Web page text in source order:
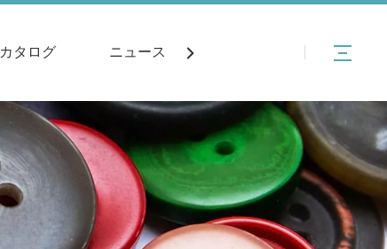
カタログ ニュース